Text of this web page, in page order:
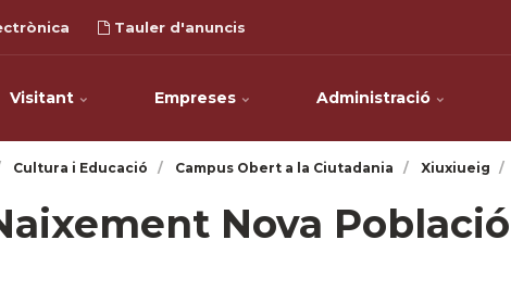
Tauler d'anuncis
Visitant Empreses Administració
Cultura i Educació Campus Obert a la Ciutadania Xiuxiueig
Nova Població